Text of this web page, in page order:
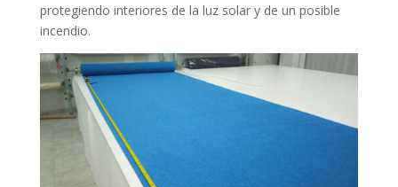
protegiendo interiores de la luz solar y de un posible
incendio.